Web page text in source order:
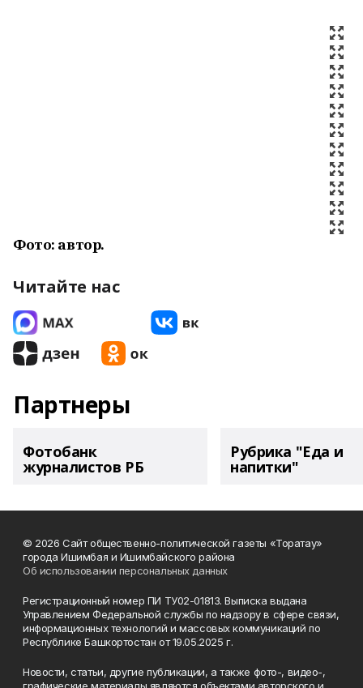
Фото: автор.
Читайте нас
Партнеры
Фотобанк
журналистов РБ
Рубрика "Еда и
напитки"
© 2026 Сайт общественно-политической газеты «Торатау»
города Ишимбая и Ишимбайского района
Об использовании персональных данных
Регистрационный номер ПИ ТУ02-01813. Выписка выдана
Управлением Федеральной службы по надзору в сфере связи,
информационных технологий и массовых коммуникаций по
Республике Башкортостан от 19.05.2025 г.
Новости, статьи, другие публикации, а также фото-, видео-,